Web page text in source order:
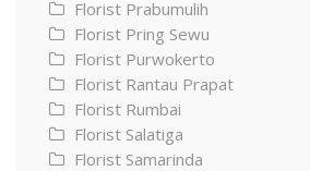
Florist Prabumulih
Florist Pring Sewu
Florist Purwokerto
Florist Rantau Prapat
Florist Rumbai
Florist Salatiga
Florist Samarinda